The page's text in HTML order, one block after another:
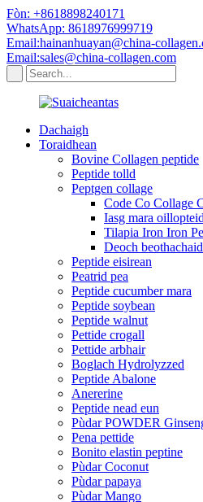
Fòn: +8618898240171
WhatsApp: 8618976999719
Email:hainanhuayan@china-
Email:sales@china-collagen.com
Dachaigh
Toraidhean
Bovine Collagen peptide
Peptide tolld
Peptgen collage
Code Co Collage
Iasg mara oillopteid
Tilapia Iron Iron
Deoch
Peptide eisirean
Peatrid pea
Peptide cucumber mara
Peptide soybean
Peptide walnut
Pettide crogall
Pettide arbhair
Boglach Hydrolyzzed
Peptide Abalone
Anererine
Peptide nead eun
Pùdar POWDER
Pena pettide
Bonito elastin peptine
Pùdar Coconut
Pùdar papaya
Pùdar Mango